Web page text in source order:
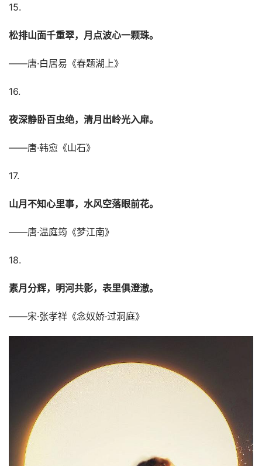
15.
松排山面千重翠，月点波心一颗珠。
——唐·白居易《春题湖上》
16.
夜深静卧百虫绝，清月出岭光入扉。
——唐·韩愈《山石》
17.
山月不知心里事，水风空落眼前花。
——唐·温庭筠《梦江南》
18.
素月分辉，明河共影，表里俱澄澈。
——宋·张孝祥《念奴娇·过洞庭》